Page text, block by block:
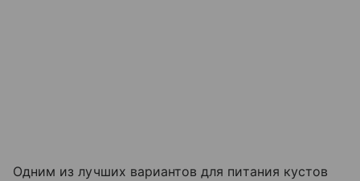
Одним из лучших вариантов для питания кустов